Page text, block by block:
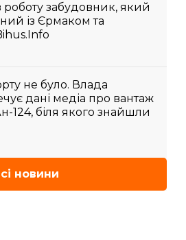
забудовник, який
із Єрмаком та
не було. Влада
дані медіа про вантаж
124, біля якого знайшли
новини